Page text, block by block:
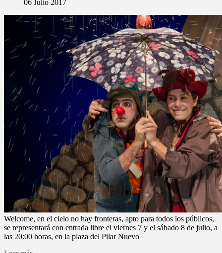
06 Julio 2017
Welcome, en el cielo no hay fronteras, apto para todos los públicos,
se representará con entrada libre el viernes 7 y el sábado 8 de julio, a
las 20:00 horas, en la plaza del Pilar Nuevo